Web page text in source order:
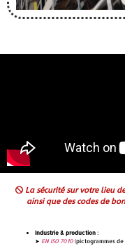
La sécurité sur votre lieu
ainsi que des codes de
Industrie & production :
➤ EN ISO 7010 (pictogrammes de